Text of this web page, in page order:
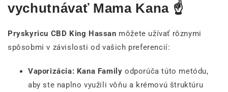
vychutnávať Mama Kana ☝️
Pryskyricu CBD King Hassan môžete užívať rôznymi
spôsobmi v závislosti od vašich preferencií:
Vaporizácia: Kana Family odporúča túto metódu,
aby ste naplno využili vôňu a krémovú štruktúru